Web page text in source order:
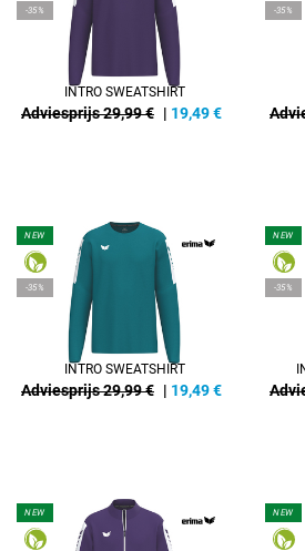
-35%
INTRO SWEATSHIRT
Adviesprijs 29,99 € | 19,49€
-35%
NEW
-35%
INTRO SWEATSHIRT
Adviesprijs 29,99 € | 19,49€
NEW
-35%
NEW NEW